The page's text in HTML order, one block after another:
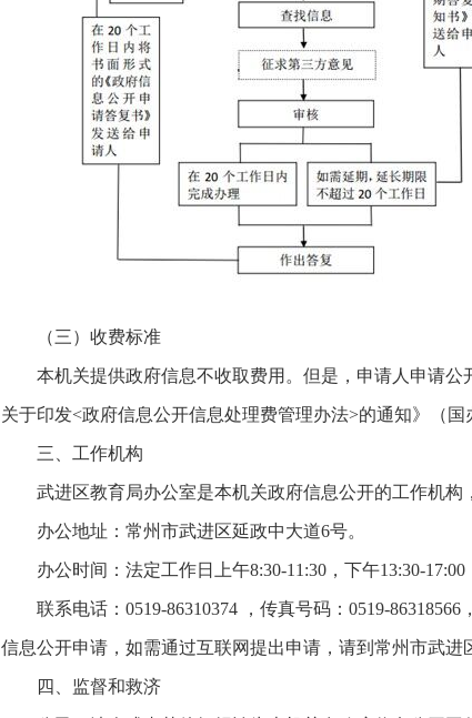
（三）收费标准
本机关提供政府信息不收取费用。但是，申请人申请
关于印发<政府信息公开信息处理费管理办法>的通知》（国
三、工作机构
武进区教育局办公室是本机关政府信息公开的工作机构
办公地址：常州市武进区延政中大道6号。
办公时间：法定工作日上午8:30-11:30，下午13:30-
联系电话：0519-86310374 ， 传真号码：0519-86318566，
信息公开申请，如需通过互联网提出申请，请到常州市武进
四、监督和救济